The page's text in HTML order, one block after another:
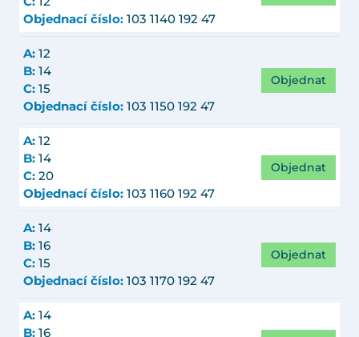
Objednací číslo: 103 1140 192 47
A: 12
B: 14
C: 15
Objednací číslo: 103 1150 192 47
Objednat
A: 12
B: 14
C: 20
Objednací číslo: 103 1160 192 47
Objednat
A: 14
B: 16
C: 15
Objednací číslo: 103 1170 192 47
Objednat
A: 14
B: 16